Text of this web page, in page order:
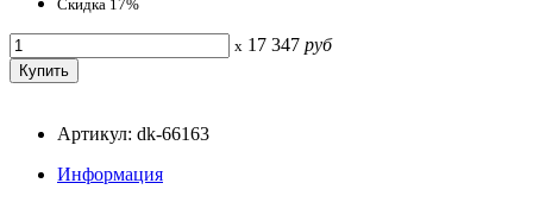
Скидка 17%
x 17 347 руб
Артикул: dk-66163
Информация